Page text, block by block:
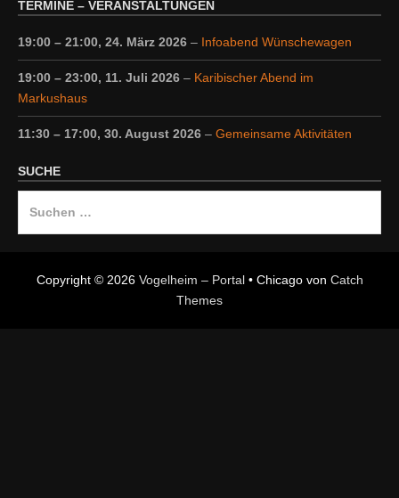
TERMINE – VERANSTALTUNGEN
19:00 – 21:00, 24. März 2026 – Infoabend Wünschewagen
19:00 – 23:00, 11. Juli 2026 – Karibischer Abend im
Markushaus
11:30 – 17:00, 30. August 2026 – Gemeinsame Aktivitäten
SUCHE
Copyright © 2026 Vogelheim – Portal• Chicago von Catch
Themes